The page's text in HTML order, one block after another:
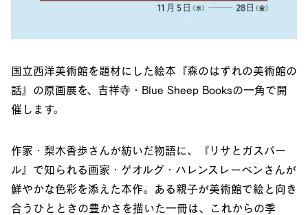
国立西洋美術館を題材にした絵本『森のはずれの美術館の
話』の原画展を、吉祥寺・Blue Sheep Booksの一角で開
催します。
作家・梨木香歩さんが紡いだ物語に、『リサとガスパー
ル』で知られる画家・ゲオルグ・ハレンスレーベンさんが
鮮やかな色彩を添えた本作。ある親子が美術館で絵と向き
合うひとときの豊かさを描いた一冊は、これからの季